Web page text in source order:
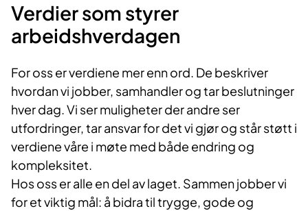
Verdier som styrer
arbeidshverdagen
For oss er verdiene mer enn ord. De beskriver
hvordan vi jobber, samhandler og tar beslutninger
hver dag. Vi ser muligheter der andre ser
utfordringer, tar ansvar for det vi gjør og står støtt i
verdiene våre i møte med både endring og
kompleksitet.
Hos oss er alle en del av laget. Sammen jobber vi
for et viktig mål: å bidra til trygge, gode og